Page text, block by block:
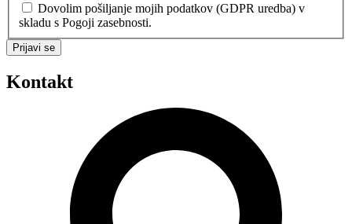
Dovolim pošiljanje mojih podatkov (GDPR uredba) v
skladu s Pogoji zasebnosti.
Prijavi se
Kontakt